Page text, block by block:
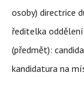
osoby) directrice
ředitelka
(předmět):
kandidatura na